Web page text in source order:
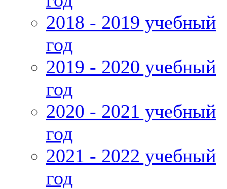
2018 - 2019 учебный
год
2019 - 2020 учебный
год
2020 - 2021 учебный
год
2021 - 2022 учебный
год